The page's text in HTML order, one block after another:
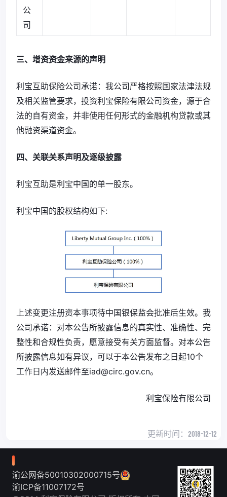
公
司
三、增资资金来源的声明
利宝互助保险公司承诺：我公司严格按照国家法津法规
及相关监管要求，投资利宝保险有限公司资金，源于合
法的自有资金，并非使用任何形式的金融机构贷款或其
他融资渠道资金。
四、关联关系声明及逐级披露
利宝互助是利宝中国的单一股东。
利宝中国的股权结构如下:
上述变更注册资本事项待中国银保监会批准后生效。我
公司承诺：对本公告所披露信息的真实性、准确性、完
整性和合规性负责，愿意接受有关方面监督。对本公告
所披露信息如有异议，可以于本公告发布之日起10个
工作日内发送邮件至iad@circ.gov.cn。
利宝保险有限公司
更新时间： 2018-12-12
渝公网备50010302000715号
渝ICP备11007172号